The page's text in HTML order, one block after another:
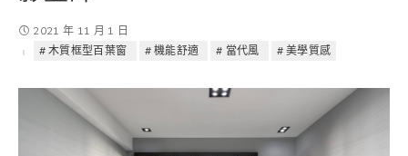
2021 年 11 月 1 日
木質框型百葉窗
機能舒適 當代風 美學質感